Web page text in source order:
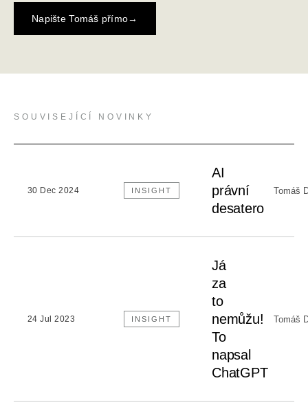
Napište Tomáš přímo→
SOUVISEJÍCÍ NOVINKY
30 Dec 2024 INSIGHT
AI
právní
desatero
Tomáš
24 Jul 2023 INSIGHT
Já
za
to
nemůžu!
To
napsal
ChatGPT
Tomáš